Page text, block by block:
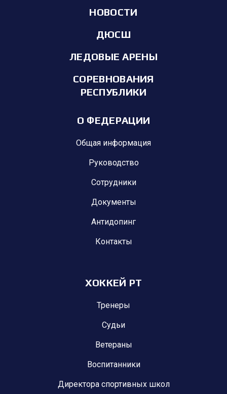
НОВОСТИ
ДЮСШ
ЛЕДОВЫЕ АРЕНЫ
СОРЕВНОВАНИЯ
РЕСПУБЛИКИ
О ФЕДЕРАЦИИ
Общая информация
Руководство
Сотрудники
Документы
Антидопинг
Контакты
ХОККЕЙ РТ
Тренеры
Судьи
Ветераны
Воспитанники
Директора спортивных школ